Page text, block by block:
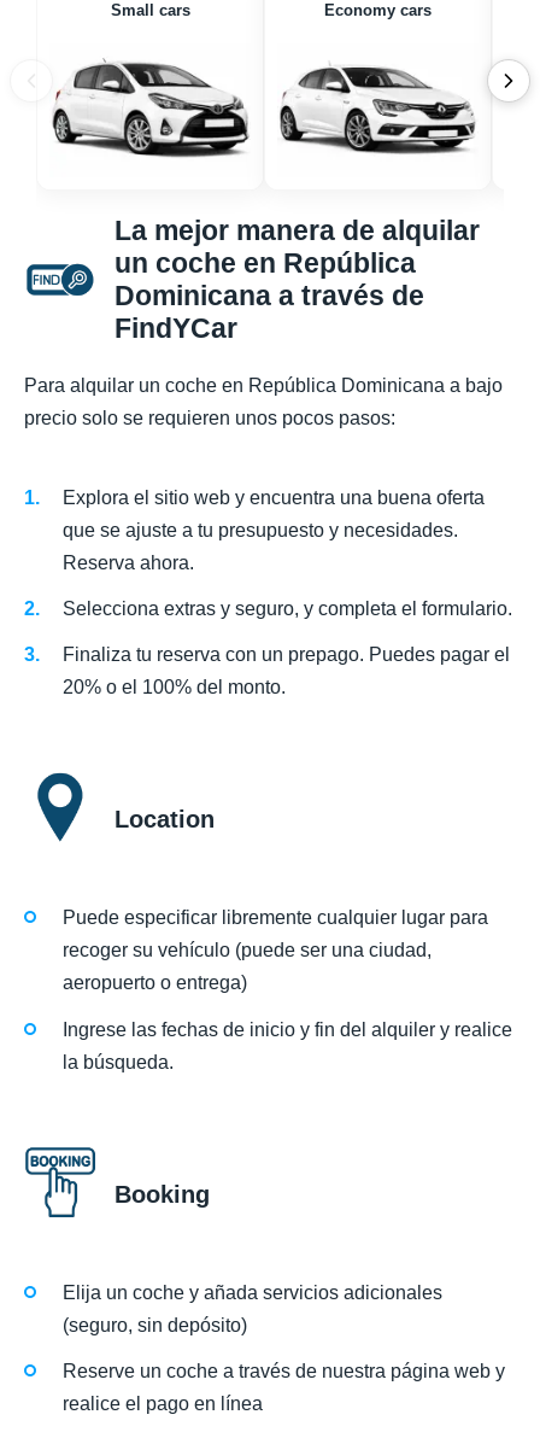
Small cars Economy cars
La mejor manera de alquilar
un coche en República
Dominicana a través de
FindYCar
Para alquilar un coche en República Dominicana a bajo
precio solo se requieren unos pocos pasos:
Explora el sitio web y encuentra una buena oferta
que se ajuste a tu presupuesto y necesidades.
Reserva ahora.
Selecciona extras y seguro, y completa el formulario.
Finaliza tu reserva con un prepago. Puedes pagar el
20% o el 100% del monto.
Location
Puede especificar libremente cualquier lugar para
recoger su vehículo (puede ser una ciudad,
aeropuerto o entrega)
Ingrese las fechas de inicio y fin del alquiler y realice
la búsqueda.
Booking
Elija un coche y añada servicios adicionales
(seguro, sin depósito)
Reserve un coche a través de nuestra página web y
realice el pago en línea